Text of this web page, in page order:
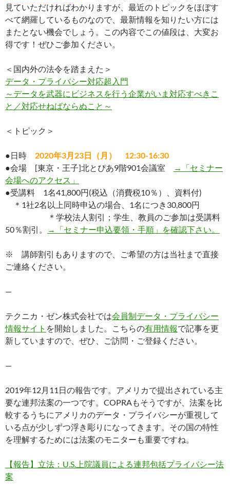
見ていただければわかりますが、最近のトピックをほぼす
べて網羅しているものなので、最新情報を知りたい方には
またとない機会でしょう。この内容でこの値段は、大変お
得です！ぜひご参加ください。
＜国内外の法令を踏まえた＞
データ・プライバシー対応超入門
～データを武器にビジネスを行う企業がいま対応すべきこ
と／対応せねばならぬこと～
＜トピック＞
●日時 2020年3月23日（月） 12:30-16:30
●会場 [東京・王子]北とぴあ9階901会議室
→「セミナー
会場へのアクセス」
●受講料 1名41,800円(税込（消費税10％）、資料付)
＊1社2名以上同時申込の場合 、1名につき30,800円
＊ 学校法人割引 ；学生、教員のご参加は受講料
50％割引。
→「セミナー申込要領・手順」を確認下さい。
※ 講師割引もありますので、ご希望の方は当社まで直接
ご連絡ください。
—
テクニカ・ゼン株式会社では会員制データ・プライバシー
情報サイト を開始しました。こちらの有用情報で記事を更
新していますので、ぜひ、ご訪問・ご登録ください。
—
2019年12月11日の報告です。アメリカで提出されている主
要な連邦法案の一つです。COPRAもそうですが、法案を比
較するうちにアメリカのデータ・プライバシーが重視して
いる点が少しずつ浮き彫りになってきます。その国の特性
を理解するためには法案のモニターも重要ですね。
【報告】立法：U.S.上院議員による連邦包括プライバシー法
案